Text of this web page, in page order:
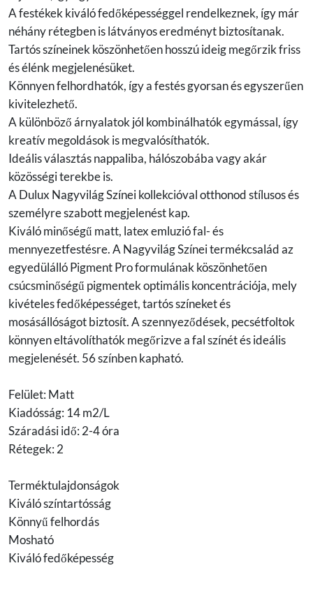
A festékek kiváló fedőképességgel rendelkeznek, így már
néhány rétegben is látványos eredményt biztosítanak.
Tartós színeinek köszönhetően hosszú ideig megőrzik friss
és élénk megjelenésüket.
Könnyen felhordhatók, így a festés gyorsan és egyszerűen
kivitelezhető.
A különböző árnyalatok jól kombinálhatók egymással, így
kreatív megoldások is megvalósíthatók.
Ideális választás nappaliba, hálószobába vagy akár
közösségi terekbe is.
A Dulux Nagyvilág Színei kollekcióval otthonod stílusos és
személyre szabott megjelenést kap.
Kiváló minőségű matt, latex emluzió fal- és
mennyezetfestésre. A Nagyvilág Színei termékcsalád az
egyedülálló Pigment Pro formulának köszönhetően
csúcsminőségű pigmentek optimális koncentrációja, mely
kivételes fedőképességet, tartós színeket és
mosásállóságot biztosít. A szennyeződések, pecsétfoltok
könnyen eltávolíthatók megőrizve a fal színét és ideális
megjelenését. 56 színben kapható.
Felület: Matt
Kiadósság: 14 m2/L
Száradási idő: 2-4 óra
Rétegek: 2
Terméktulajdonságok
Kiváló színtartósság
Könnyű felhordás
Mosható
Kiváló fedőképesség